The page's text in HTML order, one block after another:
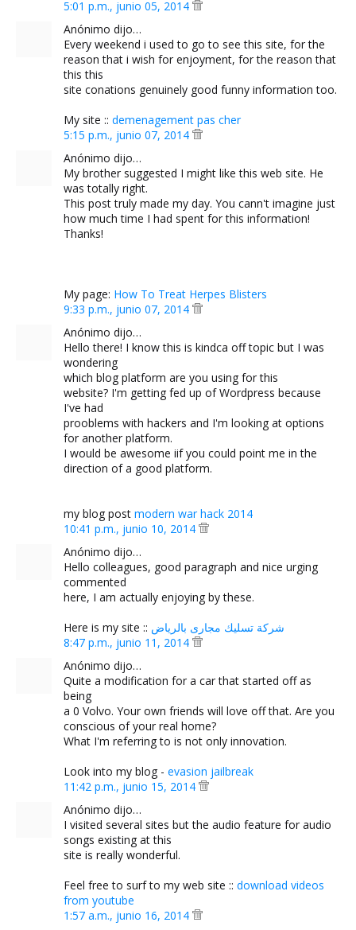
5:01 p.m., junio 05, 2014
Anónimo dijo…
Every weekend i used to go to see this site, for the
reason that i wish for enjoyment, for the reason that
this this
site conations genuinely good funny information too.
My site :: demenagement pas cher
5:15 p.m., junio 07, 2014
Anónimo dijo…
My brother suggested I might like this web site. He
was totally right.
This post truly made my day. You cann't imagine just
how much time I had spent for this information!
Thanks!
My page: How To Treat Herpes Blisters
9:33 p.m., junio 07, 2014
Anónimo dijo…
Hello there! I know this is kindca off topic but I was
wondering
which blog platform are you using for this
website? I'm getting fed up of Wordpress because
I've had
prooblems with hackers and I'm looking at options
for another platform.
I would be awesome iif you could point me in the
direction of a good platform.
my blog post modern war hack 2014
10:41 p.m., junio 10, 2014
Anónimo dijo…
Hello colleagues, good paragraph and nice urging
commented
here, I am actually enjoying by these.
Here is my site :: شركة تسليك مجارى بالرياض
8:47 p.m., junio 11, 2014
Anónimo dijo…
Quite a modification for a car that started off as
being
a 0 Volvo. Your own friends will love off that. Are you
conscious of your real home?
What I'm referring to is not only innovation.
Look into my blog - evasion jailbreak
11:42 p.m., junio 15, 2014
Anónimo dijo…
I visited several sites but the audio feature for audio
songs existing at this
site is really wonderful.
Feel free to surf to my web site :: download videos
from youtube
1:57 a.m., junio 16, 2014